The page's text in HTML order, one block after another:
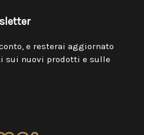
e resterai aggiornato
nuovi prodotti e sulle